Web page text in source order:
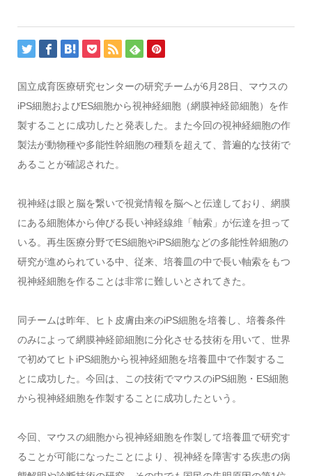
国立成育医療研究センターの研究チームが6月28日、マウスの
iPS細胞およびES細胞から視神経細胞（網膜神経節細胞）を作
製することに成功したと発表した。また今回の視神経細胞の作
製法が動物種や多能性幹細胞の種類を超えて、普遍的な技術で
あることが確認された。
視神経は眼と脳を繋いで視覚情報を脳へと伝達しており、網膜
にある細胞体から伸びる長い神経線維「軸索」が伝達を担って
いる。再生医療分野でES細胞やiPS細胞などの多能性幹細胞の
研究が進められている中、従来、培養皿の中で長い軸索をもつ
視神経細胞を作ることは非常に難しいとされてきた。
同チームは昨年、ヒト皮膚由来のiPS細胞を培養し、培養条件
のみによって網膜神経節細胞に分化させる技術を用いて、世界
で初めてヒトiPS細胞から視神経細胞を培養皿中で作製するこ
とに成功した。今回は、この技術でマウスのiPS細胞・ES細胞
から視神経細胞を作製することに成功したという。
今回、マウスの細胞から視神経細胞を作製して培養皿で研究す
ることが可能になったことにより、視神経を障害する疾患の病